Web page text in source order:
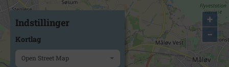
+
−
Indstillinger
Kortlag
Open Street Map